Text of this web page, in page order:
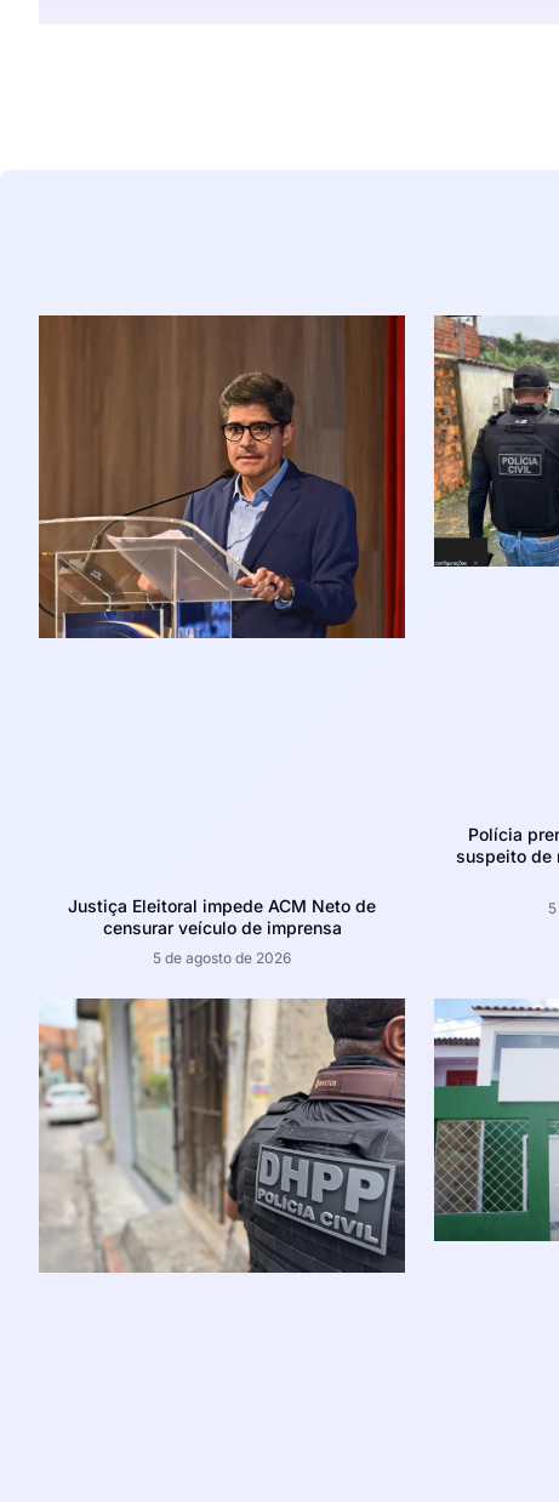
Justiça Eleitoral impede ACM Neto de
censurar veículo de imprensa
5 de agosto de 2026
Polícia
suspeito de